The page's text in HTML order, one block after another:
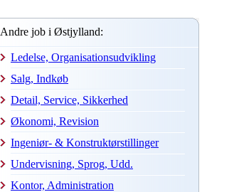
Andre job i Østjylland:
Ledelse, Organisationsudvikling
Salg, Indkøb
Detail, Service, Sikkerhed
Økonomi, Revision
Ingeniør- & Konstruktørstillinger
Undervisning, Sprog, Udd.
Kontor, Administration